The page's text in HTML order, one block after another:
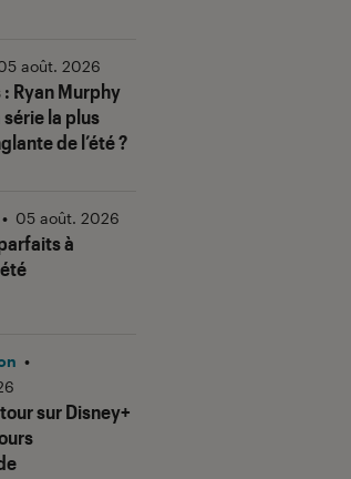
: Ryan Murphy
la plus
de l’été ?
août. 2026
à
• 05 août. 2026
sur Disney+
•